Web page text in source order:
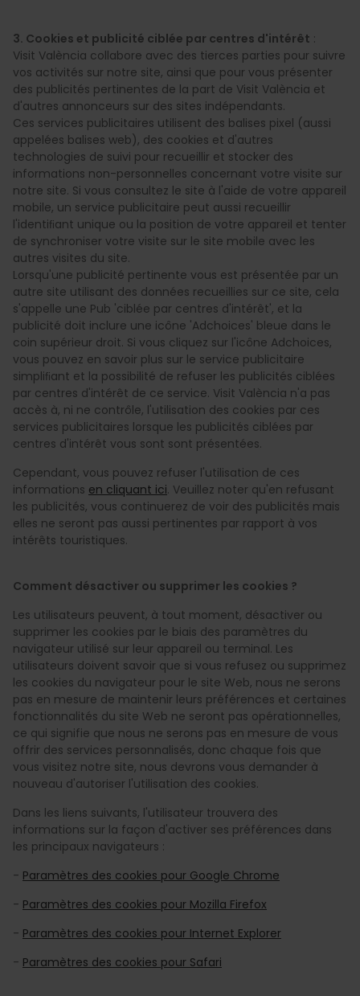
3. Cookies et publicité ciblée par centres d'intérêt :
Visit València collabore avec des tierces parties pour suivre
vos activités sur notre site, ainsi que pour vous présenter
des publicités pertinentes de la part de Visit València et
d'autres annonceurs sur des sites indépendants.
Ces services publicitaires utilisent des balises pixel (aussi
appelées balises web), des cookies et d'autres
technologies de suivi pour recueillir et stocker des
informations non-personnelles concernant votre visite sur
notre site. Si vous consultez le site à l'aide de votre appareil
mobile, un service publicitaire peut aussi recueillir
l'identiﬁant unique ou la position de votre appareil et tenter
de synchroniser votre visite sur le site mobile avec les
autres visites du site.
Lorsqu'une publicité pertinente vous est présentée par un
autre site utilisant des données recueillies sur ce site, cela
s'appelle une Pub 'ciblée par centres d'intérêt', et la
publicité doit inclure une icône 'Adchoices' bleue dans le
coin supérieur droit. Si vous cliquez sur l'icône Adchoices,
vous pouvez en savoir plus sur le service publicitaire
simpliﬁant et la possibilité de refuser les publicités ciblées
par centres d'intérêt de ce service. Visit València n'a pas
accès à, ni ne contrôle, l'utilisation des cookies par ces
services publicitaires lorsque les publicités ciblées par
centres d'intérêt vous sont sont présentées.
Cependant, vous pouvez refuser l'utilisation de ces
informations en cliquant ici. Veuillez noter qu'en refusant
les publicités, vous continuerez de voir des publicités mais
elles ne seront pas aussi pertinentes par rapport à vos
intérêts touristiques.
Comment désactiver ou supprimer les cookies ?
Les utilisateurs peuvent, à tout moment, désactiver ou
supprimer les cookies par le biais des paramètres du
navigateur utilisé sur leur appareil ou terminal. Les
utilisateurs doivent savoir que si vous refusez ou supprimez
les cookies du navigateur pour le site Web, nous ne serons
pas en mesure de maintenir leurs préférences et certaines
fonctionnalités du site Web ne seront pas opérationnelles,
ce qui signifie que nous ne serons pas en mesure de vous
offrir des services personnalisés, donc chaque fois que
vous visitez notre site, nous devrons vous demander à
nouveau d'autoriser l'utilisation des cookies.
Dans les liens suivants, l'utilisateur trouvera des
informations sur la façon d'activer ses préférences dans
les principaux navigateurs :
- Paramètres des cookies pour Google Chrome
- Paramètres des cookies pour Mozilla Firefox
- Paramètres des cookies pour Internet Explorer
- Paramètres des cookies pour Safari